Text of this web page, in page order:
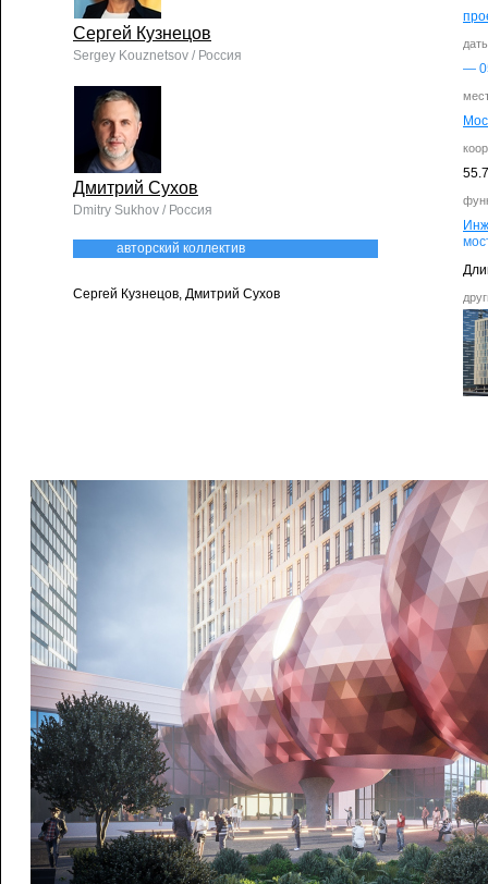
—
Сергей Кузнецов
Sergey Kouznetsov / Россия
Дмитрий Сухов
Dmitry Sukhov / Россия
авторский коллектив
Сергей Кузнецов, Дмитрий Сухов